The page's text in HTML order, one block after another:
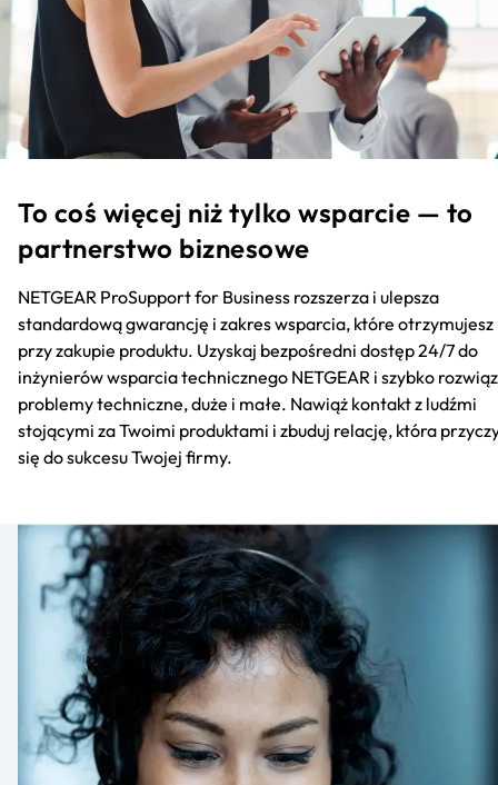
To coś więcej niż tylko wsparcie — to
partnerstwo biznesowe
NETGEAR ProSupport for Business rozszerza i ulepsza
standardową gwarancję i zakres wsparcia, które otrzymujesz
przy zakupie produktu. Uzyskaj bezpośredni dostęp 24/7 do
inżynierów wsparcia technicznego NETGEAR i szybko
problemy techniczne, duże i małe. Nawiąż kontakt z ludźmi
stojącymi za Twoimi produktami i zbuduj relację, która
się do sukcesu Twojej firmy.